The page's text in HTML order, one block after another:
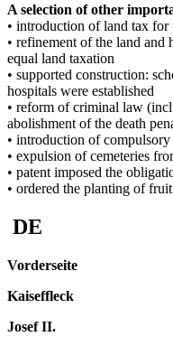
A selection of other
• introduction of land tax for
• refinement of the land and
equal land taxation
• supported construction:
hospitals were established
• reform of criminal law
abolishment of the death
• introduction of
• expulsion of cemeteries
• patent imposed the
• ordered the planting of
DE
Vorderseite
Kaiseffleck
Josef II.